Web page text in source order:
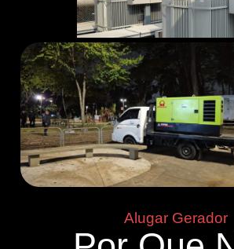
Alugar Gerador